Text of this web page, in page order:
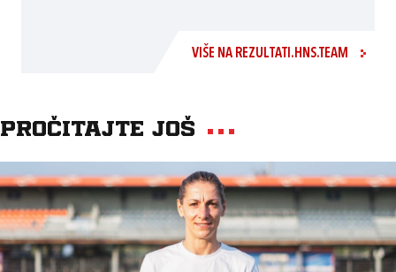
VIŠE NA REZULTATI.HNS.TEAM
Pročitajte još